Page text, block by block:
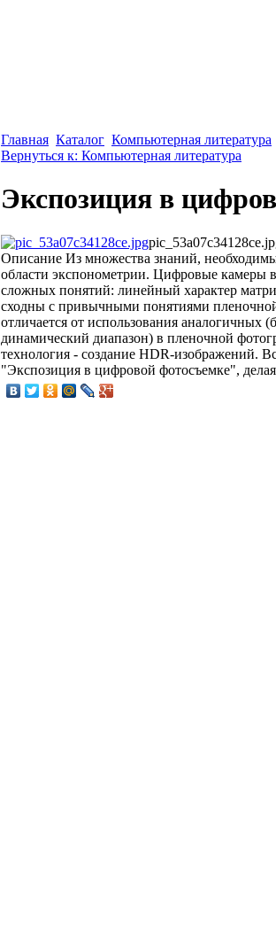
Главная Каталог Компьютерная литература
Вернуться к: Компьютерная литература
Экспозиция в
Описание Из множества знаний,
области экспонометрии. Цифровые камеры
сложных понятий: линейный характер
сходны с привычными понятиями
отличается от использования аналогичных
динамический диапазон) в пленочной
технология - создание HDR-изображений.
"Экспозиция в цифровой фотосъемке",